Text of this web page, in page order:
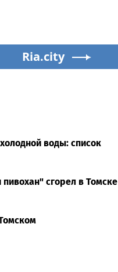
Ria.city
воды: список
сгорел в Томске